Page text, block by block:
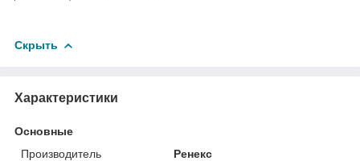
Скрыть
Характеристики
Основные
Производитель
Ренекс